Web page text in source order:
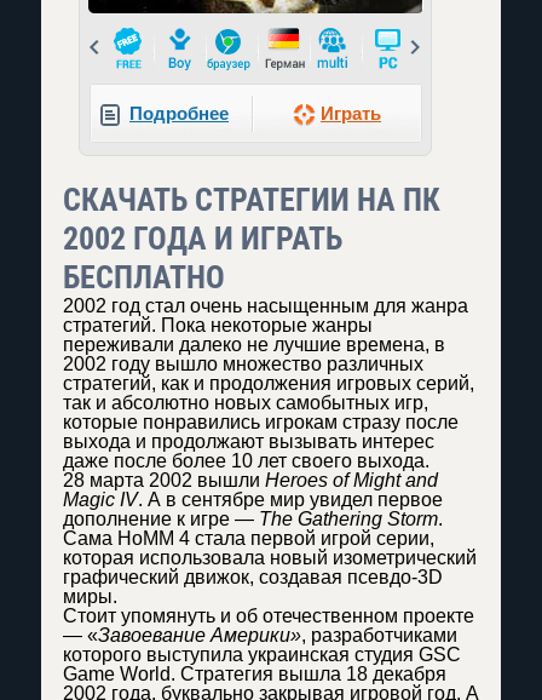
Prev
Подробнее Играть
СКАЧАТЬ CТРАТЕГИИ НА ПК
2002 ГОДА И ИГРАТЬ
БЕСПЛАТНО
2002 год стал очень насыщенным для жанра
стратегий. Пока некоторые жанры
переживали далеко не лучшие времена, в
2002 году вышло множество различных
стратегий, как и продолжения игровых серий,
так и абсолютно новых самобытных игр,
которые понравились игрокам стразу после
выхода и продолжают вызывать интерес
даже после более 10 лет своего выхода.
28 марта 2002 вышли Heroes of Might and
Magic IV. А в сентябре мир увидел первое
дополнение к игре — The Gathering Storm.
Сама HoMM 4 стала первой игрой серии,
которая использовала новый изометрический
графический движок, создавая псевдо-3D
миры.
Стоит упомянуть и об отечественном проекте
— «Завоевание Америки», разработчиками
которого выступила украинская студия GSC
Game World. Стратегия вышла 18 декабря
2002 года, буквально закрывая игровой год. А